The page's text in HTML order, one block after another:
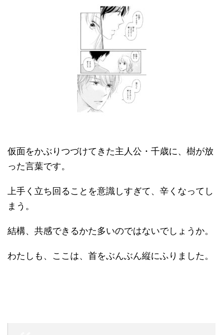
仮面をかぶりつづけてきた主人公・千歳に、樹が放
った言葉です。
上手く立ち回ることを意識しすぎて、辛くなってし
まう。
結構、共感できるかた多いのではないでしょうか。
わたしも、ここは、首をぶんぶん縦にふりました。